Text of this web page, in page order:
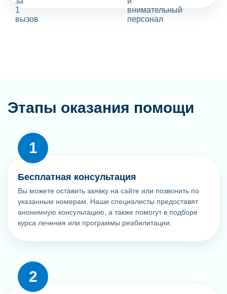
Этапы оказания помощи
Бесплатная консультация
Вы можете оставить заявку на сайте или позвонить по
указанным номерам. Наши специалисты предоставят
анонимную консультацию, а также помогут в подборе
курса лечения или программы реабилитации.